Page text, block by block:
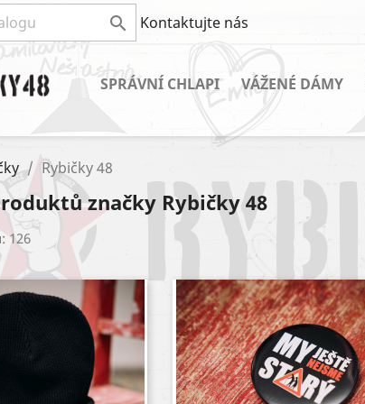
 Kontaktujte nás
SPRÁVNÍ CHLAPI VÁŽENÉ DÁMY
Rybičky 48
značky Rybičky 48
126